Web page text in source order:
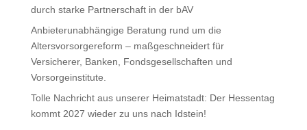
durch starke Partnerschaft in der bAV
Anbieterunabhängige Beratung rund um die
Altersvorsorgereform – maßgeschneidert für
Versicherer, Banken, Fondsgesellschaften und
Vorsorgeinstitute.
Tolle Nachricht aus unserer Heimatstadt: Der Hessentag
kommt 2027 wieder zu uns nach Idstein!